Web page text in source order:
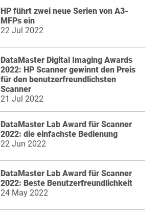
HP führt zwei neue Serien von A3-
MFPs ein
22 Jul 2022
DataMaster Digital Imaging Awards
2022: HP Scanner gewinnt den Preis
für den benutzerfreundlichsten
Scanner
21 Jul 2022
DataMaster Lab Award für Scanner
2022: die einfachste Bedienung
22 Jun 2022
DataMaster Lab Award für Scanner
2022: Beste Benutzerfreundlichkeit
24 May 2022